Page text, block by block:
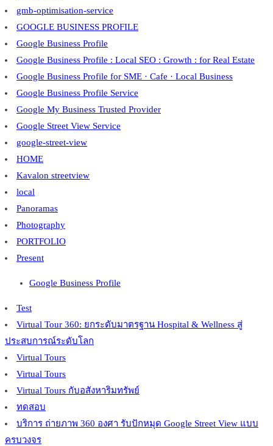
gmb-optimisation-service
GOOGLE BUSINESS PROFILE
Google Business Profile
Google Business Profile : Local SEO : Growth : for Real Estate
Google Business Profile for SME · Cafe · Local Business
Google Business Profile Service
Google My Business Trusted Provider
Google Street View Service
google-street-view
HOME
Kavalon streetview
local
Panoramas
Photography
PORTFOLIO
Present
Google Business Profile
Test
Virtual Tour 360: ยกระดับมาตรฐาน Hospital & Wellness สู่
ประสบการณ์ระดับโลก
Virtual Tours
Virtual Tours
Virtual Tours กับอสังหาริมทรัพย์
ทดสอบ
บริการ ถ่ายภาพ 360 องศา รับปักหมุด Google Street View แบบ
ครบวงจร